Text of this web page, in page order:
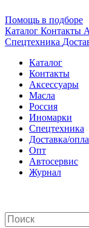
Помощь в подборе
Каталог Контакты
Спецтехника
Каталог
Контакты
Аксессуары
Масла
Россия
Иномарки
Спецтехника
Доставка/
Опт
Автосервис
Журнал